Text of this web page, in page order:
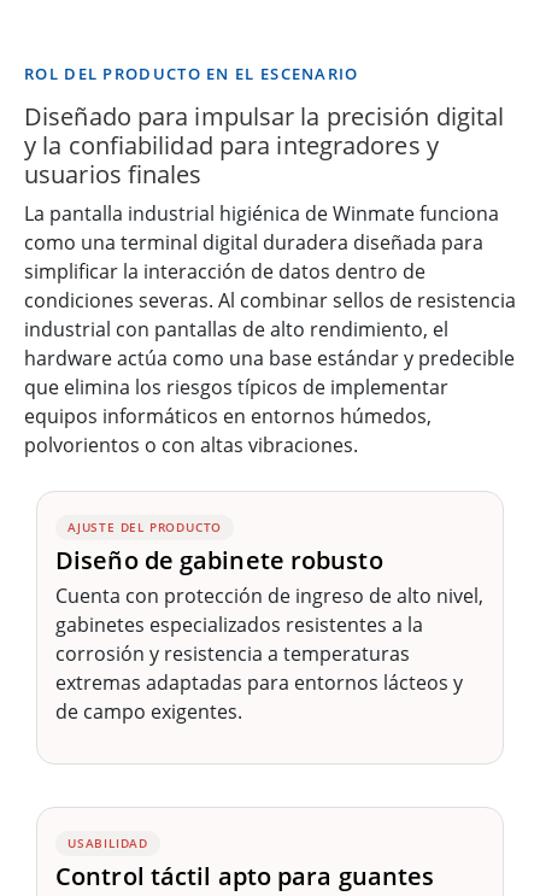
ROL DEL PRODUCTO EN EL ESCENARIO
Diseñado para impulsar la precisión digital
y la confiabilidad para integradores y
usuarios finales
La pantalla industrial higiénica de Winmate funciona
como una terminal digital duradera diseñada para
simplificar la interacción de datos dentro de
condiciones severas. Al combinar sellos de resistencia
industrial con pantallas de alto rendimiento, el
hardware actúa como una base estándar y predecible
que elimina los riesgos típicos de implementar
equipos informáticos en entornos húmedos,
polvorientos o con altas vibraciones.
AJUSTE DEL PRODUCTO
Diseño de gabinete robusto
Cuenta con protección de ingreso de alto nivel,
gabinetes especializados resistentes a la
corrosión y resistencia a temperaturas
extremas adaptadas para entornos lácteos y
de campo exigentes.
USABILIDAD
Control táctil apto para guantes